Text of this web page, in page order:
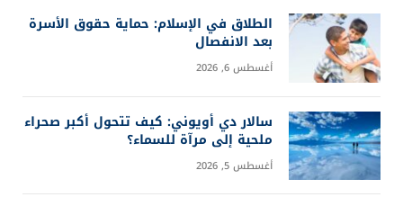
الطلاق في الإسلام: حماية حقوق الأسرة
بعد الانفصال
أغسطس 6, 2026
سالار دي أويوني: كيف تتحول أكبر صحراء
ملحية إلى مرآة للسماء؟
أغسطس 5, 2026